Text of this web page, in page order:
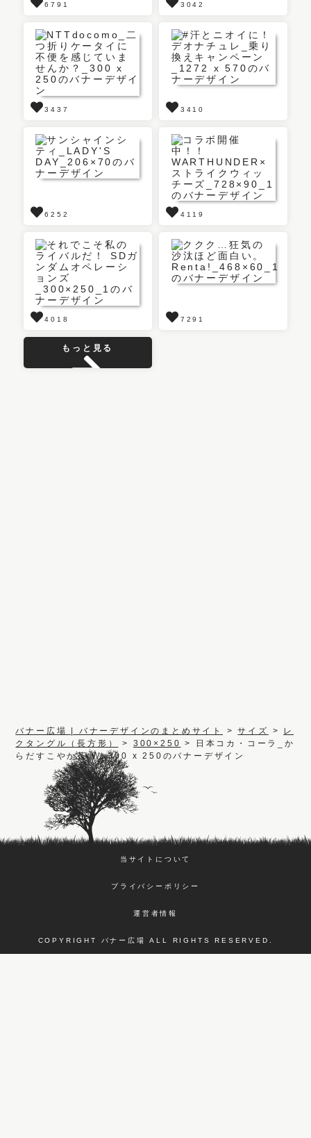
6791 3042
3437 3410
6252 4119
4018 7291
もっと見る
バナー広場 | バナーデザインのまとめサイト >サイズ > レ
クタングル（長方形）
> 300×250 >
日本コカ・コーラ_か
らだすこやか茶.W_300 x 250のバナーデザイン
当サイトについて
プライバシーポリシー
運営者情報
COPYRIGHT バナー広場 ALL RIGHTS RESERVED.